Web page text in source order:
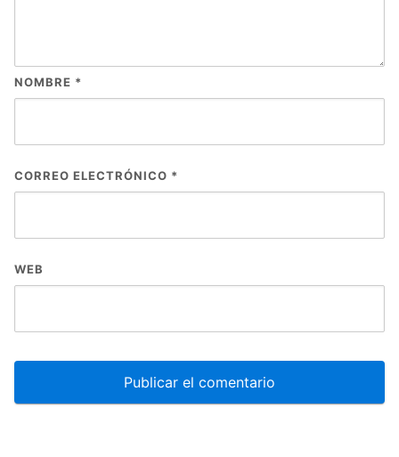
NOMBRE *
CORREO ELECTRÓNICO *
WEB